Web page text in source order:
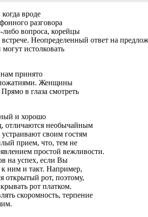
вроде
разговора
либо вопроса, корейцы
встрече. Неопределенный ответ на
истолковать
принято
Женщины
в глаза смотреть
и хорошо
отличаются необычайным
своим гостям
прием, что, тем не
простой вежливости.
на успех, если Вы
ним и такт. Например,
открытый рот, поэтому,
рот платком.
скоромность, терпение